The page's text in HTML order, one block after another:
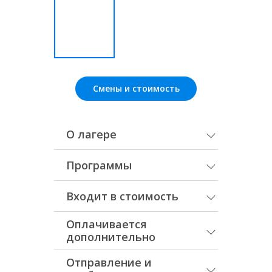
Смены и стоимость
О лагере
Программы
Входит в стоимость
Оплачивается
дополнительно
Отправление и